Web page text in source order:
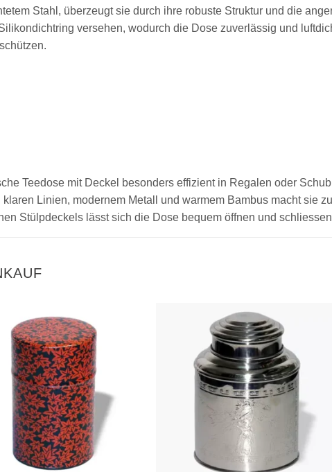
Stahl, überzeugt sie durch ihre robuste Struktur und die
versehen, wodurch die Dose zuverlässig und
Teedose mit Deckel besonders effizient in Regalen oder
Linien, modernem Metall und warmem Bambus macht sie
Stülpdeckels lässt sich die Dose bequem öffnen und